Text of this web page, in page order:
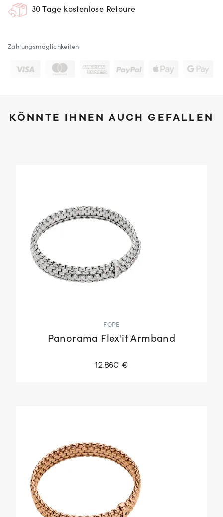
30 Tage kostenlose Retoure
Zahlungsmöglichkeiten
KÖNNTE IHNEN AUCH GEFALLEN
FOPE
Panorama Flex'it Armband
12.860 €